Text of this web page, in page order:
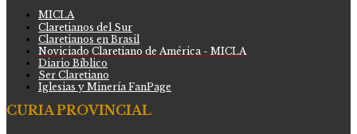
MICLA
Claretianos del Sur
Claretianos en Brasil
Noviciado Claretiano de América - MICLA
Diario Bíblico
Ser Claretiano
Iglesias y Minería FanPage
CURIA PROVINCIAL